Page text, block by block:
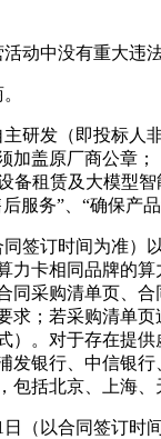
动中没有重大违
研发（即投标
加盖原厂商公章
备租赁及大模型
服务”、“确保产
签订时间为准
力卡相同品牌的
同采购清单页、
求；若采购清单
）。对于存在提
发银行、中信银
括北京、上海、
（以合同签订